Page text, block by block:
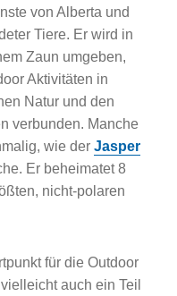
von Alberta und
Tiere. Er wird in
Zaun umgeben,
Aktivitäten in
Natur und den
verbunden. Manche
wie der Jasper
Er beheimatet 8
nicht-polaren
für die Outdoor
auch ein Teil